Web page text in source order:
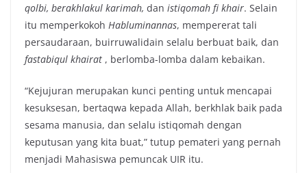
qolbi, berakhlakul karimah, dan istiqomah fi khair. Selain
itu memperkokoh Habluminannas, mempererat tali
persaudaraan, buirruwalidain selalu berbuat baik, dan
fastabiqul khairat , berlomba-lomba dalam kebaikan.
“Kejujuran merupakan kunci penting untuk mencapai
kesuksesan, bertaqwa kepada Allah, berkhlak baik pada
sesama manusia, dan selalu istiqomah dengan
keputusan yang kita buat,” tutup pemateri yang pernah
menjadi Mahasiswa pemuncak UIR itu.